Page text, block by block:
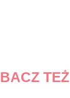
TEŻ